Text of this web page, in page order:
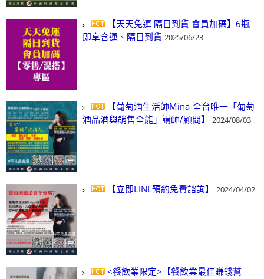
【天天免運 隔日到貨 會員加碼】6瓶
即享含運、隔日到貨 2025/06/23
【葡萄酒生活師Mina-全台唯一「葡萄
酒品酒與銷售全能」講師/顧問】
2024/08/03
【立即LINE預約免費諮詢】 2024/04/02
<餐飲業限定>【餐飲業最佳賺錢幫